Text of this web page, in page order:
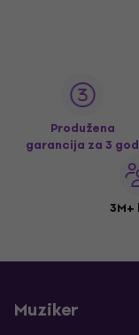
Produžena
garancija za 3 god
Muziker